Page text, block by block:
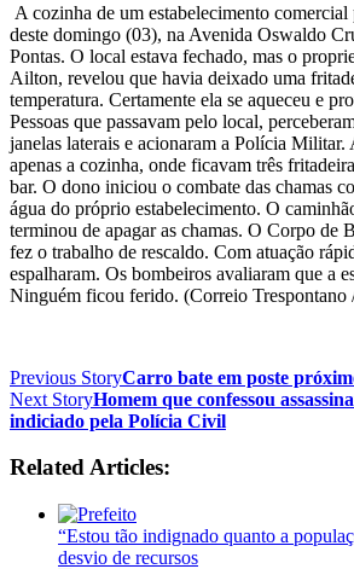
A cozinha de um estabelecimento
deste domingo (03), na Avenida Oswaldo
Pontas. O local estava fechado, mas o
Ailton, revelou que havia deixado uma
temperatura. Certamente ela se aqueceu e
Pessoas que passavam pelo local,
janelas laterais e acionaram a Polícia Militar.
apenas a cozinha, onde ficavam três
bar. O dono iniciou o combate das chamas
água do próprio estabelecimento. O
terminou de apagar as chamas. O Corpo de
fez o trabalho de rescaldo. Com atuação
espalharam. Os bombeiros avaliaram que a
Ninguém ficou ferido. (Correio Trespontano
Previous StoryCarro bate em poste
Next StoryHomem que confessou
indiciado pela Polícia Civil
Related Articles:
“Estou tão indignado quanto a
desvio de recursos